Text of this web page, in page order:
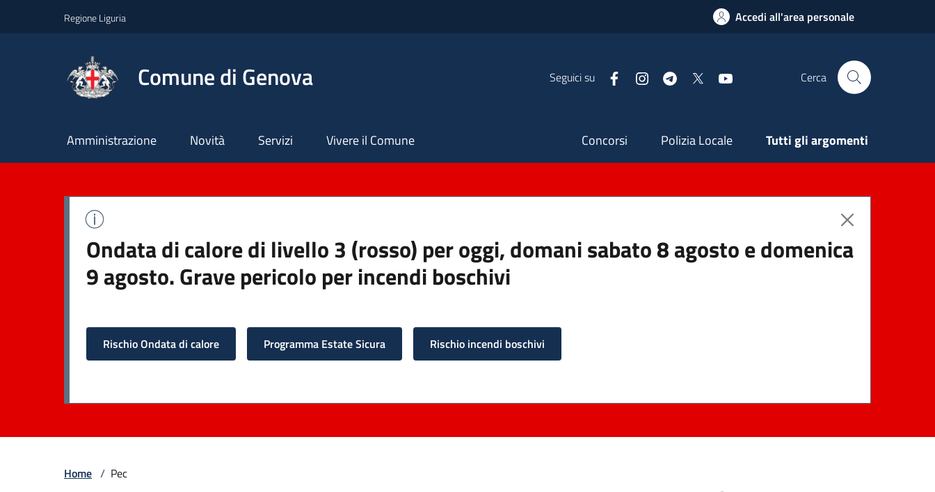
Regione Liguria Accedi all'area personale
Comune di Genova Seguici su FacebookInstagramTelegram Cerca
Principale
Amministrazione Novità Servizi Vivere il Comune Secondaria
Concorsi Polizia Locale Tutti gli argomenti
Ondata di calore di livello 3 (rosso) per oggi, domani sabato 8 agosto e domenica
9 agosto. Grave pericolo per incendi boschivi
Rischio Ondata di calore Programma Estate Sicura Rischio incendi boschivi
Home / Pec